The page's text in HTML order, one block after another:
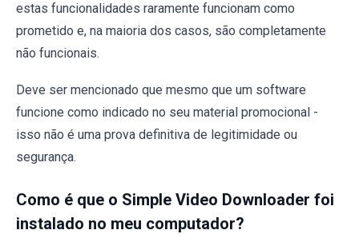
estas funcionalidades raramente funcionam como
prometido e, na maioria dos casos, são completamente
não funcionais.
Deve ser mencionado que mesmo que um software
funcione como indicado no seu material promocional -
isso não é uma prova definitiva de legitimidade ou
segurança.
Como é que o Simple Video Downloader foi
instalado no meu computador?